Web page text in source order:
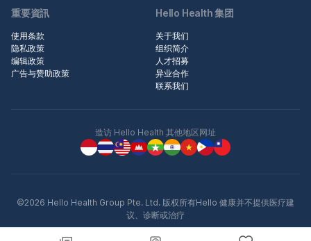
重要資訊
使用条款
隐私政策
编辑政策
广告与赞助政策
Hello Health 集团
关于我们
组织简介
人才招募
异业合作
联系我们
造访 Hello Health 其他地区网址
©2026 Hello Health Group Pte. Ltd. 版权所有Hello 健康并不提供医疗建
议、诊断或治疗